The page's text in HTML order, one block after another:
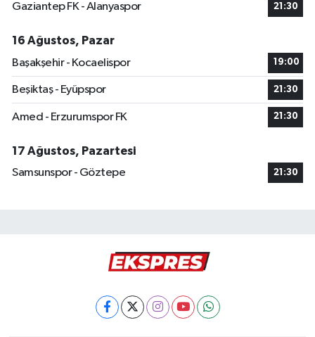
Gaziantep FK - Alanyaspor 21:30
16 Ağustos, Pazar
Başakşehir - Kocaelispor
19:00
Beşiktaş - Eyüpspor 21:30
Amed - Erzurumspor FK 21:30
17 Ağustos, Pazartesi
Samsunspor - Göztepe
21:30